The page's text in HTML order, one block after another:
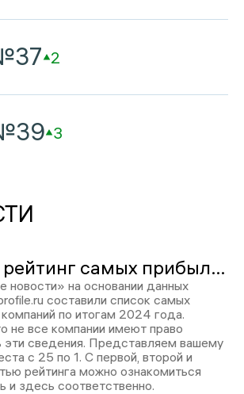
2
3
Свежий рейтинг самых прибыльных компаний Ивановской области. Часть четвертая
новости» на основании данных
составили список самых
по итогам 2024 года.
не все компании имеют право
эти сведения. Представляем вашему
с 25 по 1. С первой, второй и
рейтинга можно ознакомиться
и здесь соответственно.